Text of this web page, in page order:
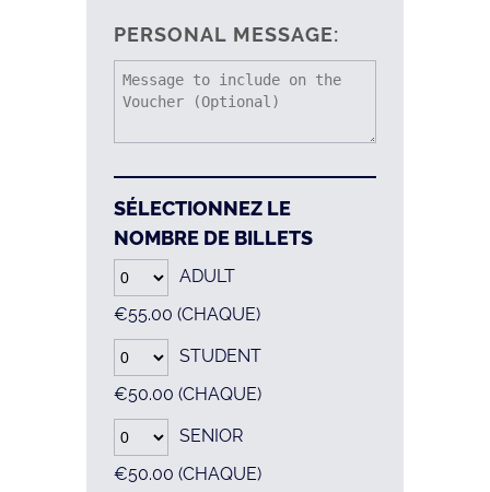
PERSONAL MESSAGE:
SÉLECTIONNEZ LE
NOMBRE DE BILLETS
ADULT
€55.00 (CHAQUE)
STUDENT
€50.00 (CHAQUE)
SENIOR
€50.00 (CHAQUE)